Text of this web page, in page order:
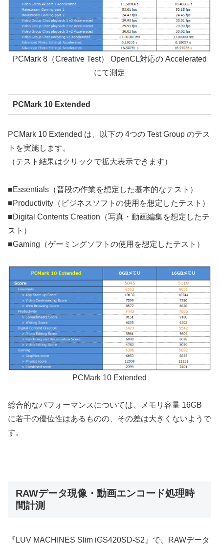
PCMark 8（Creative Test） OpenCL対応の Accelerated
にて測定
PCMark 10 Extended
PCMark 10 Extended は、以下の 4つの Test Group のテス
トを実施します。
（テスト結果はクリックで拡大表示できます）
■Essentials（普段の作業を想定した基本的なテスト）
■Productivity（ビジネスソフトの使用を想定したテスト）
■Digital Contents Creation（写真・動画編集を想定したテ
スト）
■Gaming（ゲーミングソフトの使用を想定したテスト）
PCMark 10 Extended
総合的なパフォーマンスについては、メモリ容量 16GB
に若干の優位性はあるものの、その差は大きくないようで
す。
RAWデータ現像・動画エンコード処理時
間計測
『LUV MACHINES Slim iGS420SD-S2』で、RAWデータ